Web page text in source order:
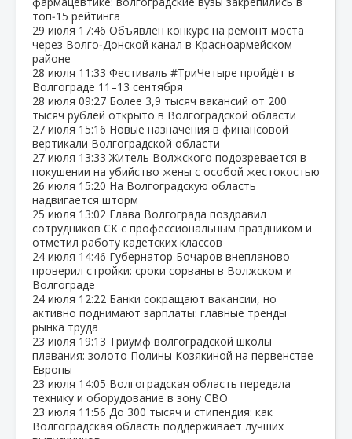
топ‑15 рейтинга
29 июля 17:46 Объявлен конкурс на ремонт моста
через Волго‑Донской канал в Красноармейском
районе
28 июля 11:33 Фестиваль #ТриЧетыре пройдёт в
Волгограде 11–13 сентября
28 июля 09:27 Более 3,9 тысяч вакансий от 200
тысяч рублей открыто в Волгоградской области
27 июля 15:16 Новые назначения в финансовой
вертикали Волгоградской области
27 июля 13:33 Житель Волжского подозревается в
покушении на убийство жены с особой жестокостью
26 июля 15:20 На Волгоградскую область
надвигается шторм
25 июля 13:02 Глава Волгограда поздравил
сотрудников СК с профессиональным праздником и
отметил работу кадетских классов
24 июля 14:46 Губернатор Бочаров внепланово
проверил стройки: сроки сорваны в Волжском и
Волгограде
24 июля 12:22 Банки сокращают вакансии, но
активно поднимают зарплаты: главные тренды
рынка труда
23 июля 19:13 Триумф волгоградской школы
плавания: золото Полины Козякиной на первенстве
Европы
23 июля 14:05 Волгоградская область передала
технику и оборудование в зону СВО
23 июля 11:56 До 300 тысяч и стипендия: как
Волгоградская область поддерживает лучших